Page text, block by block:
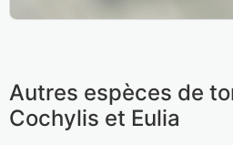
Autres espèces de
Cochylis et Eulia